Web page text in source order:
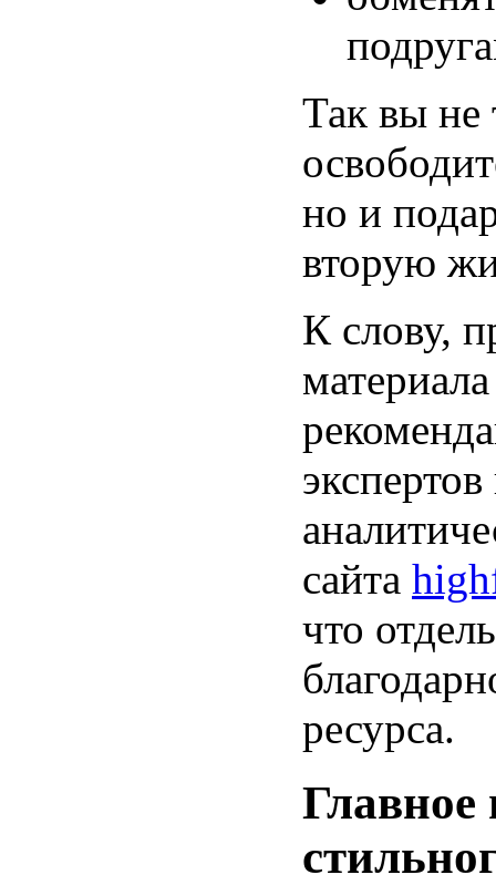
Так вы не
но и
вторую
К слову,
экспертов
сайта
что
ресурса.
Главное